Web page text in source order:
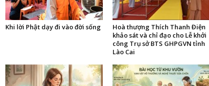
Khi lời Phật dạy đi vào đời sống
Hoà thượng Thích Thanh Điện
khảo sát và chỉ đạo cho Lễ khởi
công Trụ sở BTS GHPGVN tỉnh
Lào Cai